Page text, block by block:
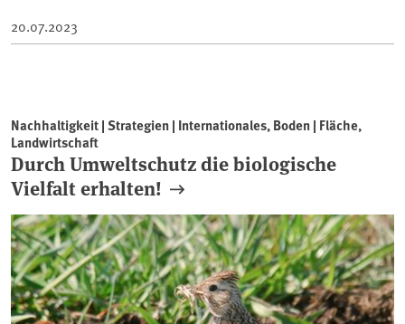
20.07.2023
Nachhaltigkeit | Strategien | Internationales, Boden | Fläche,
Landwirtschaft
Durch Umweltschutz die biologische
Vielfalt erhalten!